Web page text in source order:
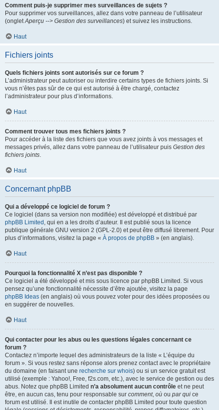
Comment puis-je supprimer mes surveillances de sujets ?
Pour supprimer vos surveillances, allez dans votre panneau de l’utilisateur
(ongletAperçu --> Gestion des surveillances) et suivez les instructions.
Haut
Fichiers joints
Quels fichiers joints sont autorisés sur ce forum ?
L’administrateur peut autoriser ou interdire certains types de fichiers joints. Si
vous n’êtes pas sûr de ce qui est autorisé à être chargé, contactez
l’administrateur pour plus d’informations.
Haut
Comment trouver tous mes fichiers joints ?
Pour accéder à la liste des fichiers que vous avez joints à vos messages et
messages privés, allez dans votre panneau de l’utilisateur puis Gestion des
fichiers joints.
Haut
Concernant phpBB
Qui a développé ce logiciel de forum ?
Ce logiciel (dans sa version non modifiée) est développé et distribué par
phpBB Limited , qui en a les droits d’auteur. Il est publié sous la licence
publique générale GNU version 2 (GPL-2.0) et peut être diffusé librement. Pour
plus d’informations, visitez la page « À propos de phpBB » (en anglais).
Haut
Pourquoi la fonctionnalité X n’est pas disponible ?
Ce logiciel a été développé et mis sous licence par phpBB Limited. Si vous
pensez qu’une fonctionnalité nécessite d’être ajoutée, visitez la page
phpBB Ideas (en anglais) où vous pouvez voter pour des idées proposées ou
en suggérer de nouvelles.
Haut
Qui contacter pour les abus ou les questions légales concernant ce
forum ?
Contactez n’importe lequel des administrateurs de la liste « L’équipe du
forum ». Si vous restez sans réponse alors prenez contact avec le propriétaire
du domaine (en faisant une recherche sur whois) ou si un service gratuit est
utilisé (exemple : Yahoo!, Free, f2s.com, etc.), avec le service de gestion ou des
abus. Notez que phpBB Limited n’a absolument aucun contrôle et ne peut
être, en aucun cas, tenu pour responsable sur comment, où ou par qui ce
forum est utilisé. Il est inutile de contacter phpBB Limited pour toute question